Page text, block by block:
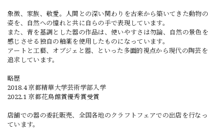
象徴、家族、敬愛。人間との深い関わりを古来から築いてきた動物の
姿を、自然への憧れと共に自らの手で表現しています。
また、青を基調とした器の作品は、使いやすさは勿論、自然の景色を
感じさせる独自の釉薬を使用したものになっています。
アートと工藝、オブジェと器、といった多面的視点から現代の陶芸を
追求しています。
略歴
2018.4 京都精華大学芸術学部入学
2022.1 京都花鳥館賞優秀賞受賞
店舗での器の委託販売、全国各地のクラフトフェアでの出店を行なっ
ています。